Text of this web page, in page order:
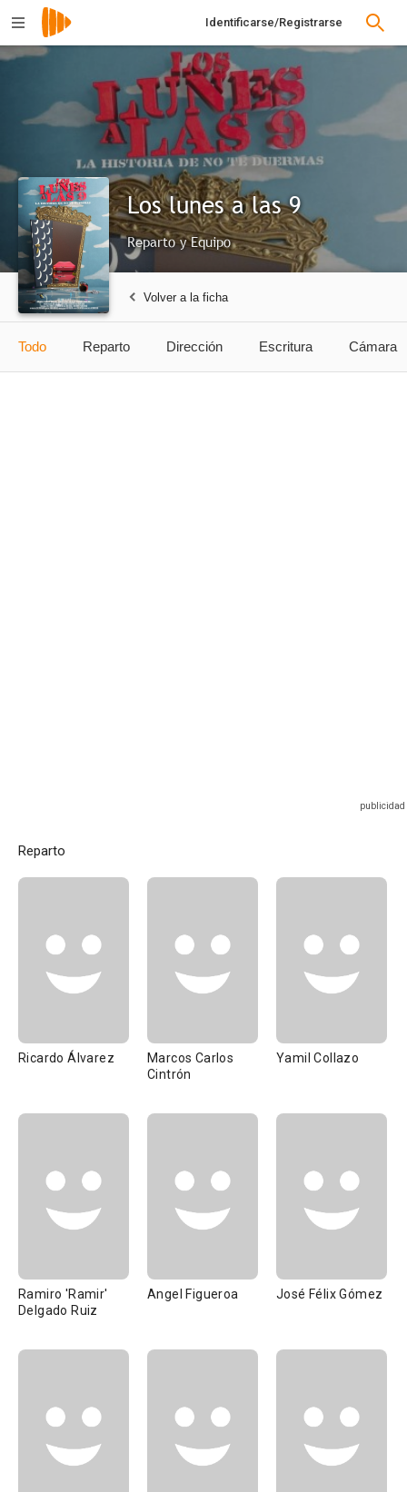
Identificarse/Registrarse
Los lunes a las 9
Reparto y Equipo
Volver a la ficha
Todo Reparto Dirección Escritura Cámara
Reparto
Ricardo Álvarez
Marcos Carlos
Cintrón
Yamil Collazo
Ramiro 'Ramir'
Delgado Ruiz
Angel Figueroa José Félix Gómez